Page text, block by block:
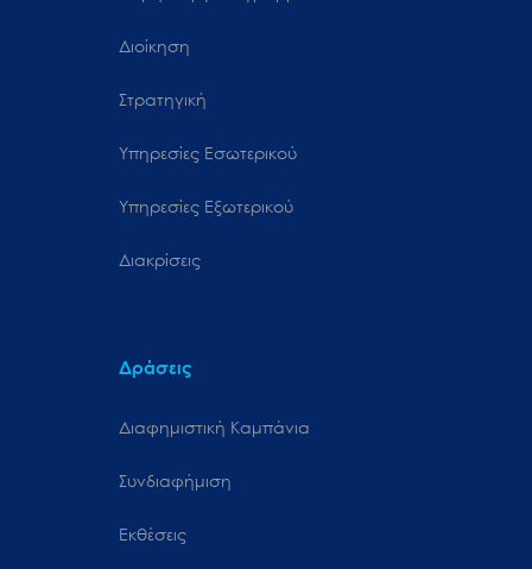
Διοίκηση
Στρατηγική
Υπηρεσίες Εσωτερικού
Υπηρεσίες Εξωτερικού
Διακρίσεις
Δράσεις
Διαφημιστική Καμπάνια
Συνδιαφήμιση
Εκθέσεις